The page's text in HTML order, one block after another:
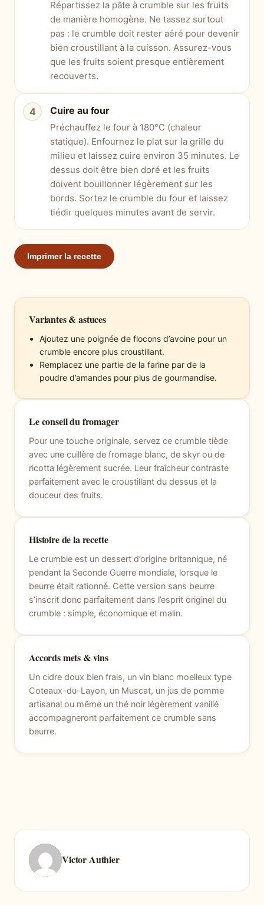
Répartissez la pâte à crumble sur les fruits
de manière homogène. Ne tassez surtout
pas : le crumble doit rester aéré pour devenir
bien croustillant à la cuisson. Assurez-vous
que les fruits soient presque entièrement
recouverts.
Cuire au four
Préchauffez le four à 180°C (chaleur
statique). Enfournez le plat sur la grille du
milieu et laissez cuire environ 35 minutes. Le
dessus doit être bien doré et les fruits
doivent bouillonner légèrement sur les
bords. Sortez le crumble du four et laissez
tiédir quelques minutes avant de servir.
Imprimer la recette
Variantes & astuces
Ajoutez une poignée de flocons d’avoine pour un
crumble encore plus croustillant.
Remplacez une partie de la farine par de la
poudre d’amandes pour plus de gourmandise.
Le conseil du fromager
Pour une touche originale, servez ce crumble tiède
avec une cuillère de fromage blanc, de skyr ou de
ricotta légèrement sucrée. Leur fraîcheur contraste
parfaitement avec le croustillant du dessus et la
douceur des fruits.
Histoire de la recette
Le crumble est un dessert d’origine britannique, né
pendant la Seconde Guerre mondiale, lorsque le
beurre était rationné. Cette version sans beurre
s’inscrit donc parfaitement dans l’esprit originel du
crumble : simple, économique et malin.
Accords mets & vins
Un cidre doux bien frais, un vin blanc moelleux type
Coteaux-du-Layon, un Muscat, un jus de pomme
artisanal ou même un thé noir légèrement vanillé
accompagneront parfaitement ce crumble sans
beurre.
Victor Authier